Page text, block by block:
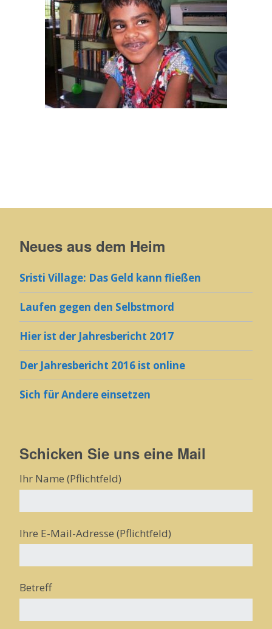
Neues aus dem Heim
Sristi Village: Das Geld kann fließen
Laufen gegen den Selbstmord
Hier ist der Jahresbericht 2017
Der Jahresbericht 2016 ist online
Sich für Andere einsetzen
Schicken Sie uns eine Mail
Ihr Name (Pflichtfeld)
Ihre E-Mail-Adresse (Pflichtfeld)
Betreff